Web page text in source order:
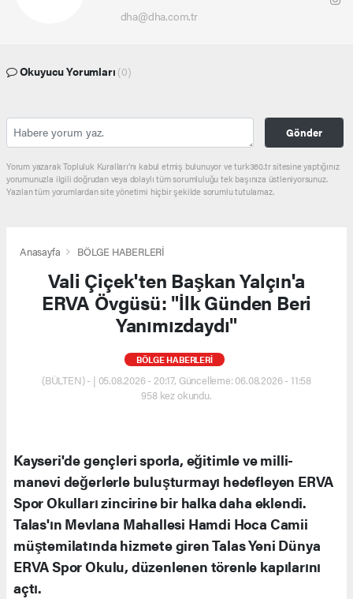
dha@dha.com.tr
Okuyucu Yorumları (0)
Gönder
Yorum yazarak Topluluk Kuralları’nı kabul etmiş bulunuyor ve turk360.tr sitesine yaptığınız
yorumunuzla ilgili doğrudan veya dolaylı tüm sorumluluğu tek başınıza üstleniyorsunuz.
Yazılan tüm yorumlardan site yönetimi hiçbir şekilde sorumlu tutulamaz.
Anasayfa BÖLGE HABERLERİ
Vali Çiçek'ten Başkan Yalçın'a
ERVA Övgüsü: "İlk Günden Beri
Yanımızdaydı"
BÖLGE HABERLERİ
(BÜLTEN) - | 05.08.2026 - 20:17, Güncelleme: 06.08.2026 - 11:58
958 kez okundu.
Kayseri'de gençleri sporla, eğitimle ve milli-
manevi değerlerle buluşturmayı hedefleyen ERVA
Spor Okulları zincirine bir halka daha eklendi.
Talas'ın Mevlana Mahallesi Hamdi Hoca Camii
müştemilatında hizmete giren Talas Yeni Dünya
ERVA Spor Okulu, düzenlenen törenle kapılarını
açtı.